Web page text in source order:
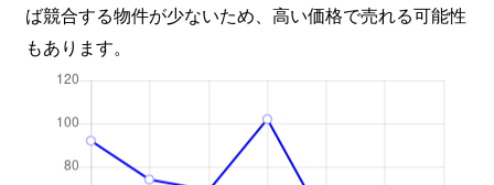
ば競合する物件が少ないため、高い価格で売れる可能性
もあります。